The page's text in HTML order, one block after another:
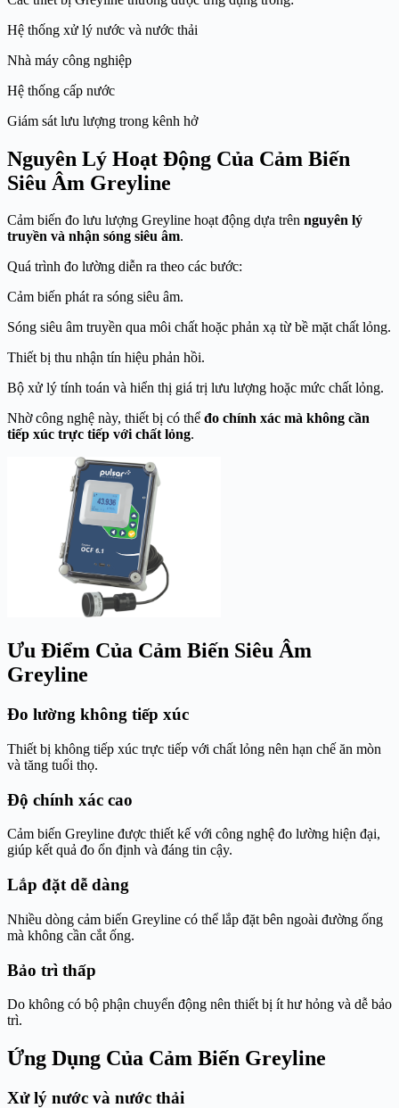
Hệ thống xử lý nước và nước thải
Nhà máy công nghiệp
Hệ thống cấp nước
Giám sát lưu lượng trong kênh hở
Nguyên Lý Hoạt Động Của Cảm Biến
Siêu Âm Greyline
Cảm biến đo lưu lượng Greyline hoạt động dựa trên nguyên lý
truyền và nhận sóng siêu âm.
Quá trình đo lường diễn ra theo các bước:
Cảm biến phát ra sóng siêu âm.
Sóng siêu âm truyền qua môi chất hoặc phản xạ từ bề mặt chất lỏng.
Thiết bị thu nhận tín hiệu phản hồi.
Bộ xử lý tính toán và hiển thị giá trị lưu lượng hoặc mức chất lỏng.
Nhờ công nghệ này, thiết bị có thể đo chính xác mà không cần
tiếp xúc trực tiếp với chất lỏng.
Ưu Điểm Của Cảm Biến Siêu Âm
Greyline
Đo lường không tiếp xúc
Thiết bị không tiếp xúc trực tiếp với chất lỏng nên hạn chế ăn mòn
và tăng tuổi thọ.
Độ chính xác cao
Cảm biến Greyline được thiết kế với công nghệ đo lường hiện đại,
giúp kết quả đo ổn định và đáng tin cậy.
Lắp đặt dễ dàng
Nhiều dòng cảm biến Greyline có thể lắp đặt bên ngoài đường ống
mà không cần cắt ống.
Bảo trì thấp
Do không có bộ phận chuyển động nên thiết bị ít hư hỏng và dễ bảo
trì.
Ứng Dụng Của Cảm Biến Greyline
Xử lý nước và nước thải